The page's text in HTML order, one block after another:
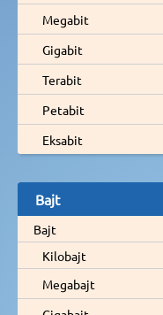
Megabit
Gigabit
Terabit
Petabit
Eksabit
Bajt
Bajt
Kilobajt
Megabajt